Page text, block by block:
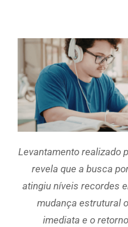
Levantamento realizado
revela que a busca
atingiu níveis recordes
mudança estrutural
imediata e o